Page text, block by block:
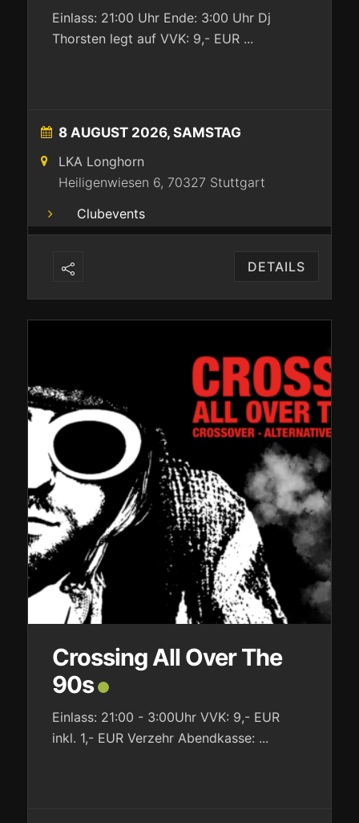
Einlass: 21:00 Uhr Ende: 3:00 Uhr Dj
Thorsten legt auf VVK: 9,- EUR ...
8 AUGUST 2026, SAMSTAG
LKA Longhorn
Heiligenwiesen 6, 70327 Stuttgart
Clubevents
DETAILS
Crossing All Over The
90s
Einlass: 21:00 - 3:00Uhr VVK: 9,- EUR
inkl. 1,- EUR Verzehr Abendkasse: ...